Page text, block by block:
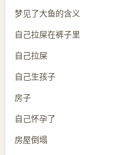
梦见了大鱼的含义
自己拉屎在裤子里
自己拉屎
自己生孩子
房子
自己怀孕了
房屋倒塌